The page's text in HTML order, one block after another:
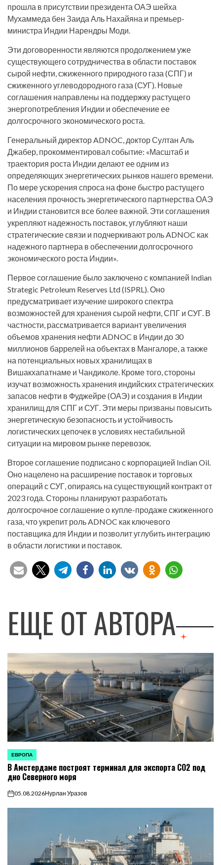
прошла в присутствии президента ОАЭ шейха
Мухаммеда бен Заида Аль Нахайяна и премьер-
министра Индии Нарендры Моди.
Эти договоренности являются продолжением уже
существующего сотрудничества в области поставок
сырой нефти, сжиженного природного газа (СПГ) и
сжиженного углеводородного газа (СУГ). Новые
соглашения направлены на поддержку растущего
энергопотребления Индии и обеспечение ее
долгосрочного экономического роста.
Генеральный директор ADNOC, доктор Султан Аль
Джабер, прокомментировал событие: «Масштаб и
траектория роста Индии делают ее одним из
определяющих энергетических рынков нашего времени.
По мере ускорения спроса на фоне быстро растущего
населения прочность энергетического партнерства ОАЭ
и Индии становится все более важной. Эти соглашения
укрепляют надежность поставок, углубляют наши
стратегические связи и подчеркивают роль ADNOC как
надежного партнера в обеспечении долгосрочного
экономического роста Индии».
Первое соглашение было заключено с компанией Indian
Strategic Petroleum Reserves Ltd (ISPRL). Оно
предусматривает изучение широкого спектра
возможностей для хранения сырой нефти, СПГ и СУГ. В
частности, рассматривается вариант увеличения
объемов хранения нефти ADNOC в Индии до 30
миллионов баррелей на объектах в Мангалоре, а также
на потенциальных новых хранилищах в
Вишакхапатнаме и Чандиколе. Кроме того, стороны
изучат возможность хранения индийских стратегических
запасов нефти в Фуджейре (ОАЭ) и создания в Индии
хранилищ для СПГ и СУГ. Эти меры призваны повысить
энергетическую безопасность и устойчивость
логистических цепочек в условиях нестабильной
ситуации на мировом рынке перевозок.
Второе соглашение подписано с корпорацией Indian Oil.
Оно нацелено на расширение поставок и торговых
операций с СУГ, опираясь на существующий контракт от
2023 года. Стороны планируют разработать
долгосрочное соглашение о купле-продаже сжиженного
газа, что укрепит роль ADNOC как ключевого
поставщика для Индии и позволит углубить интеграцию
в области логистики и поставок.
ЕЩЕ ОТ АВТОРА
ОПУБЛИКОВАНО
В
ЕВРОПА
В Амстердаме построят терминал для экспорта CO2 под
дно Северного моря
on05.08.2026Нурлан Уразов